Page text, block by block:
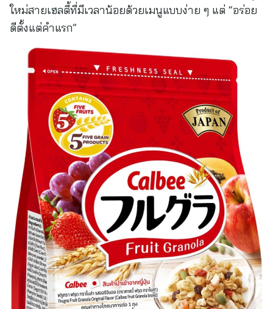
ใหม่สายเฮลตี้ที่มีเวลาน้อยด้วยเมนูแบบง่าย ๆ แต่ “อร่อย
ดีตั้งแต่คำแรก”